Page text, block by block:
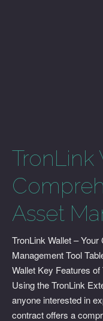
TronLink
Asset
TronLink Wallet –
Management Tool
Wallet Key Features
Using the TronLink
anyone interested in
contract offers a